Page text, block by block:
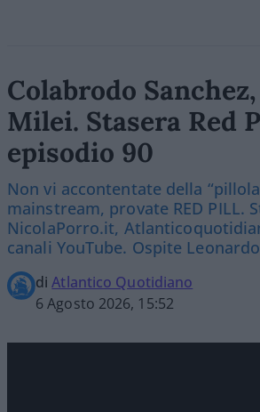
Colabrodo
Milei. Stasera Red
episodio 90
Non vi accontentate della
mainstream, provate RED PILL.
NicolaPorro.it,
canali YouTube. Ospite
diAtlantico Quotidiano
6 Agosto 2026, 15:52